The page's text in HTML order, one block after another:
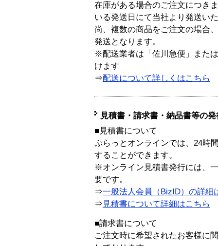
在庫がある場合のご注文につき
いる発送日にて当社より発送い
尚、複数の商品をご注文の場合
発送となります。
※配送業者は「佐川急便」また
けます
⇒配送について詳しくはこちら
見積書・請求書・納品書等の
■見積書について
ぷらっとオンラインでは、24時
することができます。
※オンライン見積書発行には、
要です。
⇒一般法人会員（BizID）の詳細
⇒ 見積書について詳細はこちら
■請求書について
ご注文時に希望されたお客様に